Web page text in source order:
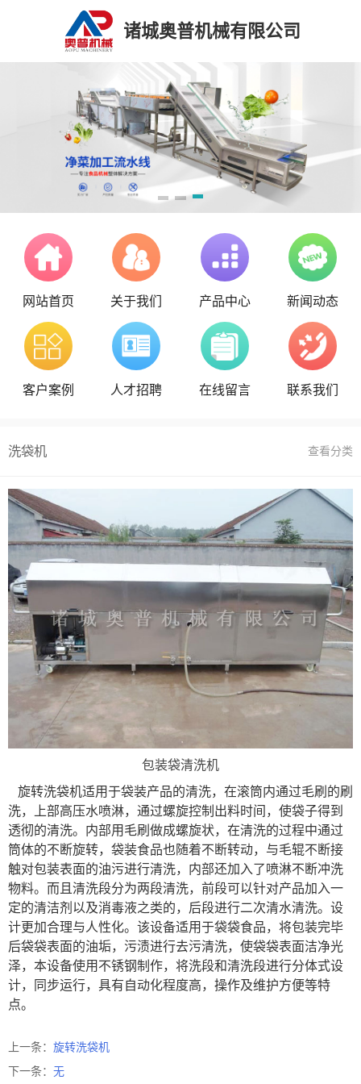
诸城奥普机械有限公司
网站首页 关于我们 产品中心 新闻动态
客户案例 人才招聘 在线留言 联系我们
洗袋机 查看分类
包装袋清洗机
旋转洗袋机适用于袋装产品的清洗，在滚筒内通过毛刷的刷
洗，上部高压水喷淋，通过螺旋控制出料时间，使袋子得到
透彻的清洗。内部用毛刷做成螺旋状，在清洗的过程中通过
筒体的不断旋转，袋装食品也随着不断转动，与毛辊不断接
触对包装表面的油污进行清洗，内部还加入了喷淋不断冲洗
物料。而且清洗段分为两段清洗，前段可以针对产品加入一
定的清洁剂以及消毒液之类的，后段进行二次清水清洗。设
计更加合理与人性化。 该设备适用于袋袋食品，将包装完毕
后袋袋表面的油垢，污渍进行去污清洗，使袋袋表面洁净光
泽，本设备使用不锈钢制作，将洗段和清洗段进行分体式设
计，同步运行，具有自动化程度高，操作及维护方便等特
点。
上一条： 旋转洗袋机
下一条： 无